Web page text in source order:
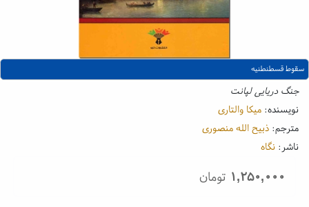
سقوط قسطنطنیه
جنگ دریایی لپانت
نویسنده: میکا والتاری
مترجم: ذبیح الله منصوری
ناشر: نگاه
۱,۲۵۰,۰۰۰ تومان